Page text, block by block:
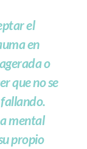
el
en
o
que no se
mental
propio